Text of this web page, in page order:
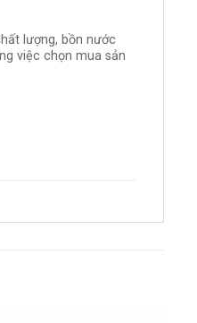
lượng, bồn nước
việc chọn mua sản